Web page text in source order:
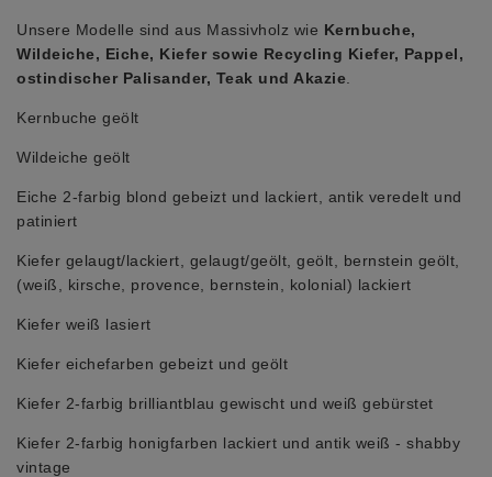
Unsere Modelle sind aus Massivholz wie Kernbuche,
Wildeiche, Eiche, Kiefer sowie Recycling Kiefer, Pappel,
ostindischer Palisander, Teak und Akazie
Kernbuche geölt
Wildeiche geölt
Eiche 2-farbig blond gebeizt und lackiert, antik veredelt und
patiniert
Kiefer gelaugt/lackiert, gelaugt/geölt, geölt, bernstein geölt,
(weiß, kirsche, provence, bernstein, kolonial) lackiert
Kiefer weiß lasiert
Kiefer eichefarben gebeizt und geölt
Kiefer 2-farbig brilliantblau gewischt und weiß gebürstet
Kiefer 2-farbig honigfarben lackiert und antik weiß - shabby
vintage